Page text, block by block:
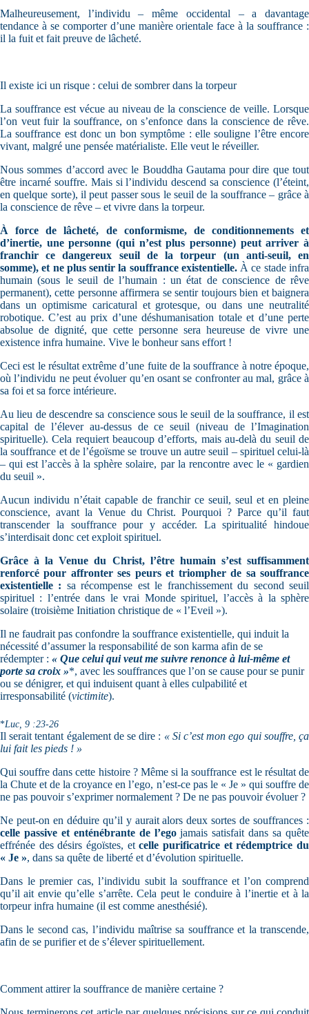
Malheureusement, l’individu – même occidental – a davantage
tendance à se comporter d’une manière orientale face à la souffrance :
il la fuit et fait preuve de lâcheté.
Il existe ici un risque : celui de sombrer dans la torpeur
La souffrance est vécue au niveau de la conscience de veille. Lorsque
l’on veut fuir la souffrance, on s’enfonce dans la conscience de rêve.
La souffrance est donc un bon symptôme : elle souligne l’être encore
vivant, malgré une pensée matérialiste. Elle veut le réveiller.
Nous sommes d’accord avec le Bouddha Gautama pour dire que tout
être incarné souffre. Mais si l’individu descend sa conscience (l’éteint,
en quelque sorte), il peut passer sous le seuil de la souffrance – grâce à
la conscience de rêve – et vivre dans la torpeur.
À force de lâcheté, de conformisme, de conditionnements et
d’inertie, une personne (qui n’est plus personne) peut arriver à
franchir ce dangereux seuil de la torpeur (un anti-seuil, en
somme), et ne plus sentir la souffrance existentielle. À ce stade infra
humain (sous le seuil de l’humain : un état de conscience de rêve
permanent), cette personne affirmera se sentir toujours bien et baignera
dans un optimisme caricatural et grotesque, ou dans une neutralité
robotique. C’est au prix d’une déshumanisation totale et d’une perte
absolue de dignité, que cette personne sera heureuse de vivre une
existence infra humaine. Vive le bonheur sans effort !
Ceci est le résultat extrême d’une fuite de la souffrance à notre époque,
où l’individu ne peut évoluer qu’en osant se confronter au mal, grâce à
sa foi et sa force intérieure.
Au lieu de descendre sa conscience sous le seuil de la souffrance, il est
capital de l’élever au-dessus de ce seuil (niveau de l’Imagination
spirituelle). Cela requiert beaucoup d’efforts, mais au-delà du seuil de
la souffrance et de l’égoïsme se trouve un autre seuil – spirituel celui-là
– qui est l’accès à la sphère solaire, par la rencontre avec le « gardien
du seuil ».
Aucun individu n’était capable de franchir ce seuil, seul et en pleine
conscience, avant la Venue du Christ. Pourquoi ? Parce qu’il faut
transcender la souffrance pour y accéder. La spiritualité hindoue
s’interdisait donc cet exploit spirituel.
Grâce à la Venue du Christ, l’être humain s’est suffisamment
renforcé pour affronter ses peurs et triompher de sa souffrance
existentielle : sa récompense est le franchissement du second seuil
spirituel : l’entrée dans le vrai Monde spirituel, l’accès à la sphère
solaire (troisième Initiation christique de « l’Eveil »).
Il ne faudrait pas confondre la souffrance existentielle, qui induit la
nécessité d’assumer la responsabilité de son karma afin de se
rédempter : « Que celui qui veut me suivre renonce à lui-même et
porte sa croix »*, avec les souffrances que l’on se cause pour se punir
ou se dénigrer, et qui induisent quant à elles culpabilité et
irresponsabilité (victimite).
*Luc, 9 :23-26
Il serait tentant également de se dire : « Si c’est mon ego qui souffre, ça
lui fait les pieds ! »
Qui souffre dans cette histoire ? Même si la souffrance est le résultat de
la Chute et de la croyance en l’ego, n’est-ce pas le « Je » qui souffre de
ne pas pouvoir s’exprimer normalement ? De ne pas pouvoir évoluer ?
Ne peut-on en déduire qu’il y aurait alors deux sortes de souffrances :
celle passive et enténébrante de l’egojamais satisfait dans sa quête
effrénée des désirs égoïstes, etcelle purificatrice et rédemptrice du
« Je », dans sa quête de liberté et d’évolution spirituelle.
Dans le premier cas, l’individu subit la souffrance et l’on comprend
qu’il ait envie qu’elle s’arrête. Cela peut le conduire à l’inertie et à la
torpeur infra humaine (il est comme anesthésié).
Dans le second cas, l’individu maîtrise sa souffrance et la transcende,
afin de se purifier et de s’élever spirituellement.
Comment attirer la souffrance de manière certaine ?